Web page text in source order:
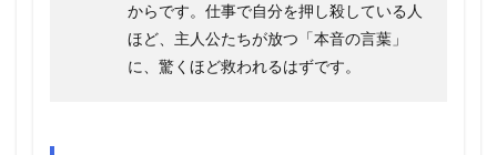
からです。仕事で自分を押し殺している人
ほど、主人公たちが放つ「本音の言葉」
に、驚くほど救われるはずです。